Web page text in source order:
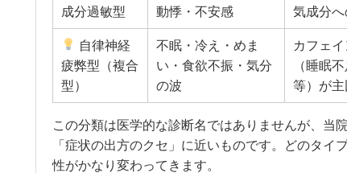
成分過敏型
動悸・不安感
気成分
自律神経
疲弊型（複合
型）
不眠・冷え・めま
い・食欲不振・気分
の波
カフェ
（睡眠
等）が主
この分類は医学的な診断名ではありませんが、当
「症状の出方のクセ」に近いものです。どのタイ
性がかなり変わってきます。